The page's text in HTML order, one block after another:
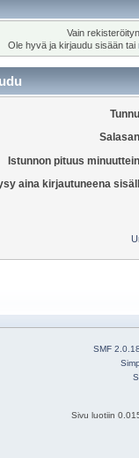
Vain
Ole hyvä ja kirjaudu sisään tai
Istunnon pituus
aina kirjautuneena
SMF
Sivu luotiin